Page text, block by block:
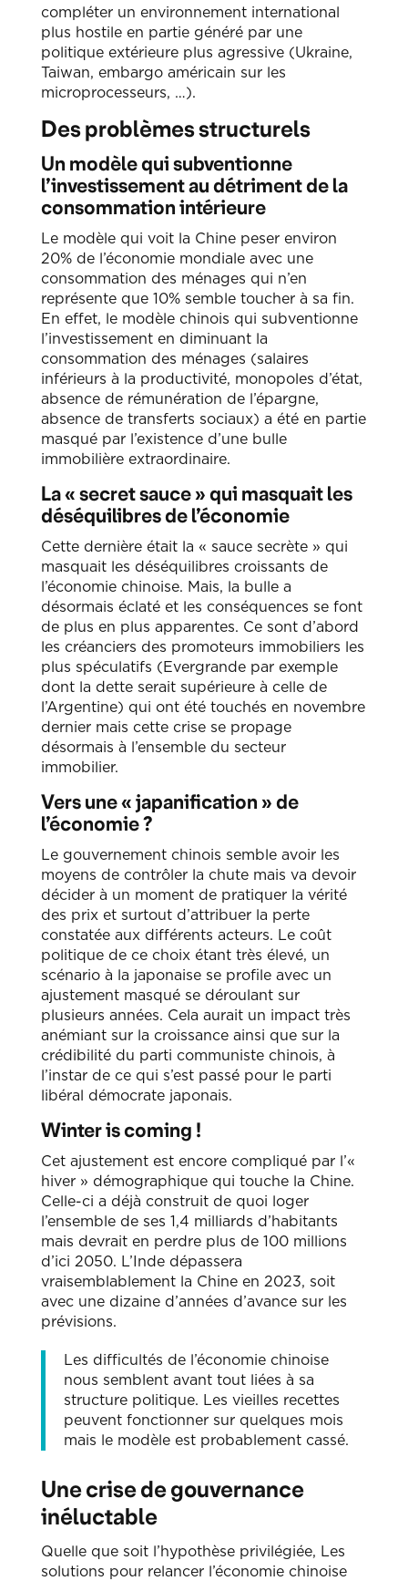
compléter un environnement international
plus hostile en partie généré par une
politique extérieure plus agressive (Ukraine,
Taiwan, embargo américain sur les
microprocesseurs, …).
Des problèmes structurels
Un modèle qui subventionne
l’investissement au détriment de la
consommation intérieure
Le modèle qui voit la Chine peser environ
20% de l’économie mondiale avec une
consommation des ménages qui n’en
représente que 10% semble toucher à sa fin.
En effet, le modèle chinois qui subventionne
l’investissement en diminuant la
consommation des ménages (salaires
inférieurs à la productivité, monopoles d’état,
absence de rémunération de l’épargne,
absence de transferts sociaux) a été en partie
masqué par l’existence d’une bulle
immobilière extraordinaire.
La « secret sauce » qui masquait les
déséquilibres de l’économie
Cette dernière était la « sauce secrète » qui
masquait les déséquilibres croissants de
l’économie chinoise. Mais, la bulle a
désormais éclaté et les conséquences se font
de plus en plus apparentes. Ce sont d’abord
les créanciers des promoteurs immobiliers les
plus spéculatifs (Evergrande par exemple
dont la dette serait supérieure à celle de
l’Argentine) qui ont été touchés en novembre
dernier mais cette crise se propage
désormais à l’ensemble du secteur
immobilier.
Vers une « japanification » de
l’économie ?
Le gouvernement chinois semble avoir les
moyens de contrôler la chute mais va devoir
décider à un moment de pratiquer la vérité
des prix et surtout d’attribuer la perte
constatée aux différents acteurs. Le coût
politique de ce choix étant très élevé, un
scénario à la japonaise se profile avec un
ajustement masqué se déroulant sur
plusieurs années. Cela aurait un impact très
anémiant sur la croissance ainsi que sur la
crédibilité du parti communiste chinois, à
l’instar de ce qui s’est passé pour le parti
libéral démocrate japonais.
Winter is coming !
Cet ajustement est encore compliqué par l’«
hiver » démographique qui touche la Chine.
Celle-ci a déjà construit de quoi loger
l’ensemble de ses 1,4 milliards d’habitants
mais devrait en perdre plus de 100 millions
d’ici 2050. L’Inde dépassera
vraisemblablement la Chine en 2023, soit
avec une dizaine d’années d’avance sur les
prévisions.
Les difficultés de l’économie chinoise
nous semblent avant tout liées à sa
structure politique. Les vieilles recettes
peuvent fonctionner sur quelques mois
mais le modèle est probablement cassé.
Une crise de gouvernance
inéluctable
Quelle que soit l’hypothèse privilégiée, Les
solutions pour relancer l’économie chinoise